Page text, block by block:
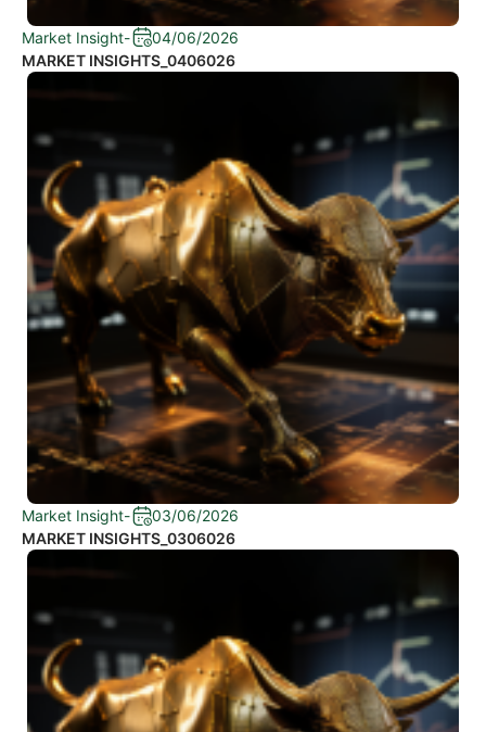
Market Insight-
04/06/2026
MARKET INSIGHTS_0406026
Market Insight-
03/06/2026
MARKET INSIGHTS_0306026